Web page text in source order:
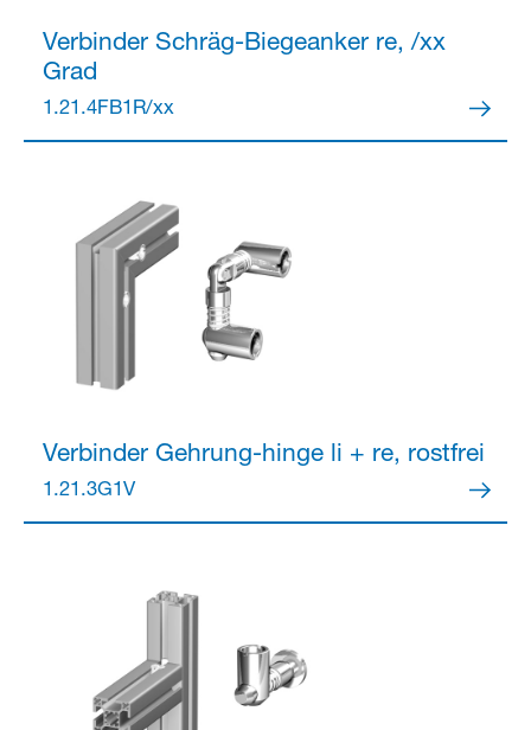
VerbinderSchräg-Biegeanker re, /xx
Grad
1.21.4FB1R/xx
VerbinderGehrung-hinge li + re, rostfrei
1.21.3G1V
Partner Login
Anmelden